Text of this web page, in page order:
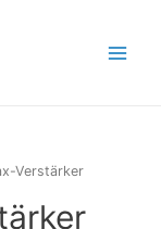
Verstärker